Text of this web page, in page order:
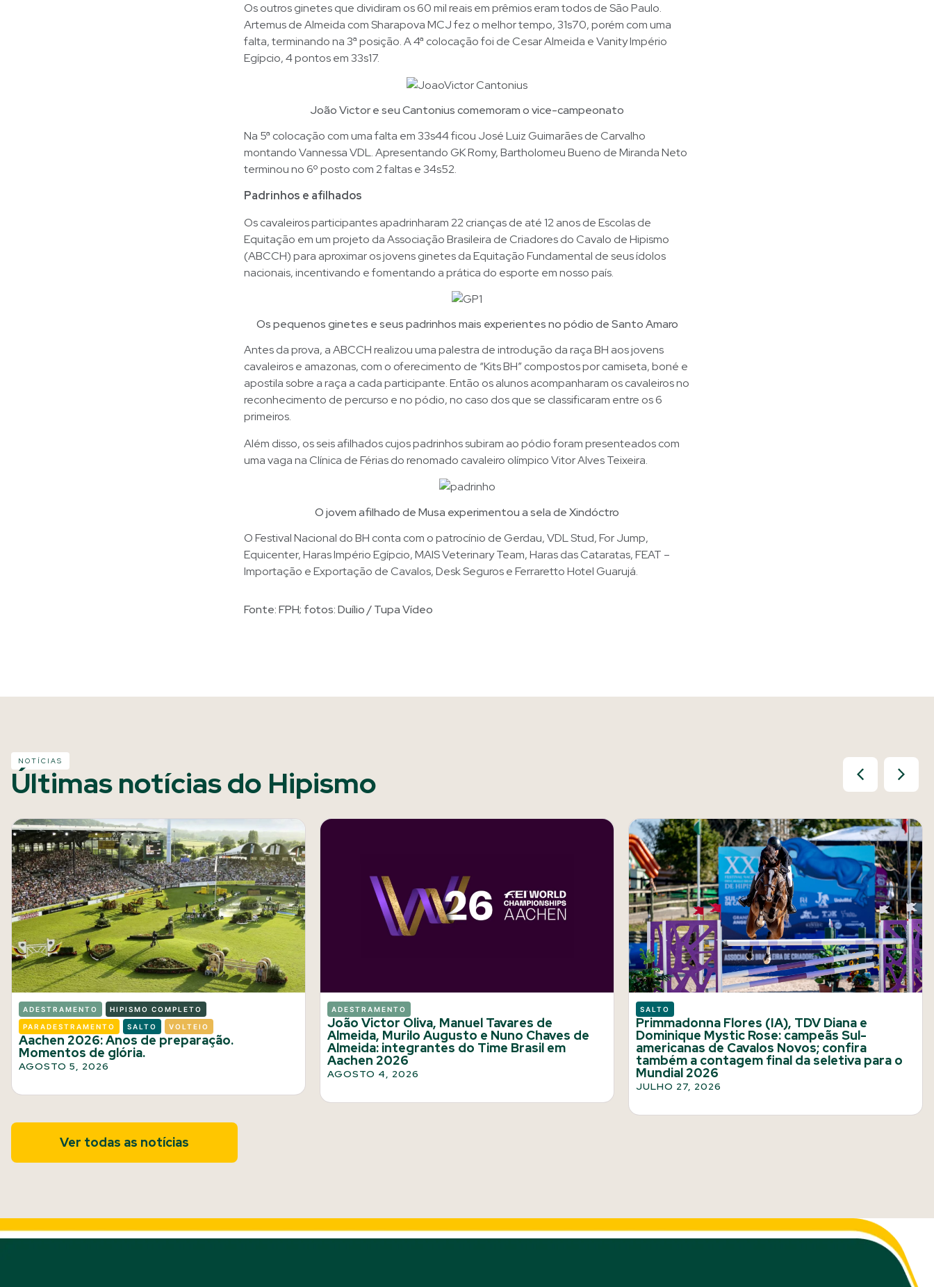
Os outros ginetes que dividiram os 60 mil reais em prêmios eram todos de São Paulo.
Artemus de Almeida com Sharapova MCJ fez o melhor tempo, 31s70, porém com uma
falta, terminando na 3ª posição. A 4ª colocação foi de Cesar Almeida e Vanity Império
Egípcio, 4 pontos em 33s17.
João Victor e seu Cantonius comemoram o vice-campeonato
Na 5ª colocação com uma falta em 33s44 ficou José Luiz Guimarães de Carvalho
montando Vannessa VDL. Apresentando GK Romy, Bartholomeu Bueno de Miranda Neto
terminou no 6º posto com 2 faltas e 34s52.
Padrinhos e afilhados
Os cavaleiros participantes apadrinharam 22 crianças de até 12 anos de Escolas de
Equitação em um projeto da Associação Brasileira de Criadores do Cavalo de Hipismo
(ABCCH) para aproximar os jovens ginetes da Equitação Fundamental de seus ídolos
nacionais, incentivando e fomentando a prática do esporte em nosso país.
Os pequenos ginetes e seus padrinhos mais experientes no pódio de Santo Amaro
Antes da prova, a ABCCH realizou uma palestra de introdução da raça BH aos jovens
cavaleiros e amazonas, com o oferecimento de “Kits BH” compostos por camiseta, boné e
apostila sobre a raça a cada participante. Então os alunos acompanharam os cavaleiros no
reconhecimento de percurso e no pódio, no caso dos que se classificaram entre os 6
primeiros.
Além disso, os seis afilhados cujos padrinhos subiram ao pódio foram presenteados com
uma vaga na Clínica de Férias do renomado cavaleiro olímpico Vitor Alves Teixeira.
O jovem afilhado de Musa experimentou a sela de Xindóctro
O Festival Nacional do BH conta com o patrocínio de Gerdau, VDL Stud, For Jump,
Equicenter, Haras Império Egípcio, MAIS Veterinary Team, Haras das Cataratas, FEAT –
Importação e Exportação de Cavalos, Desk Seguros e Ferraretto Hotel Guarujá.
Fonte: FPH; fotos: Duílio / Tupa Vídeo
NOTÍCIAS
Últimas notícias do Hipismo
ADESTRAMENTO HIPISMO COMPLETO
PARADESTRAMENTO SALTO VOLTEIO
Aachen 2026: Anos de preparação.
Momentos de glória.
AGOSTO 5, 2026
ADESTRAMENTO
João Victor Oliva, Manuel Tavares de
Almeida, Murilo Augusto e Nuno Chaves de
Almeida: integrantes do Time Brasil em
Aachen 2026
AGOSTO 4, 2026
SALTO
Primmadonna Flores (IA), TDV Diana e
Dominique Mystic Rose: campeãs Sul-
americanas de Cavalos Novos; confira
também a contagem final da seletiva para o
Mundial 2026
JULHO 27, 2026
Ver todas as notícias